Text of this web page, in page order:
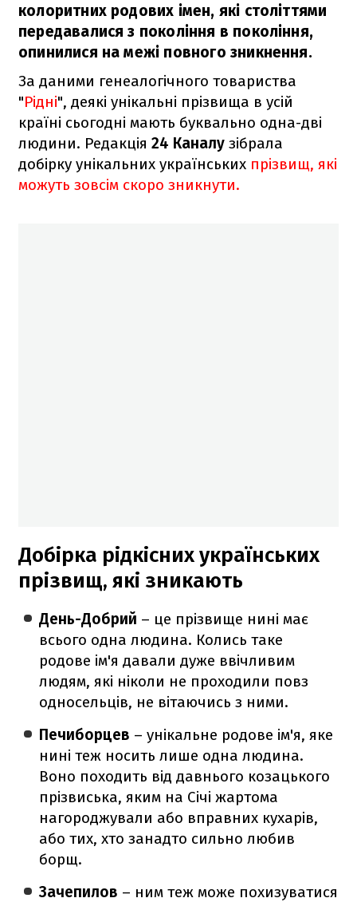
колоритних родових імен, які століттями
передавалися з покоління в покоління,
опинилися на межі повного зникнення.
За даними генеалогічного товариства
"Рідні", деякі унікальні прізвища в усій
країні сьогодні мають буквально одна-дві
людини. Редакція 24 Каналу зібрала
добірку унікальних українських прізвищ, які
можуть зовсім скоро зникнути.
Добірка рідкісних українських
прізвищ, які зникають
День-Добрий – це прізвище нині має
всього одна людина. Колись таке
родове ім'я давали дуже ввічливим
людям, які ніколи не проходили повз
односельців, не вітаючись з ними.
Печиборцев – унікальне родове ім'я, яке
нині теж носить лише одна людина.
Воно походить від давнього козацького
прізвиська, яким на Січі жартома
нагороджували або вправних кухарів,
або тих, хто занадто сильно любив
борщ.
Зачепилов – ним теж може похизуватися